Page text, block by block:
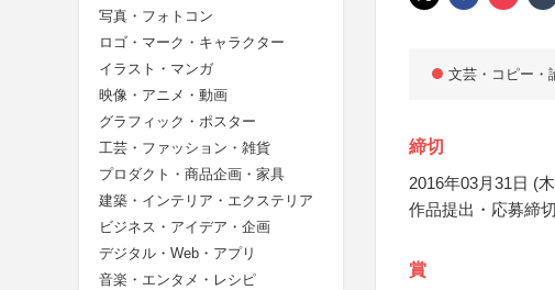
写真・フォトコン
ロゴ・マーク・キャラクター
イラスト・マンガ
映像・アニメ・動画
グラフィック・ポスター
工芸・ファッション・雑貨
プロダクト・商品企画・家具
建築・インテリア・エクステリア
ビジネス・アイデア・企画
デジタル・Web・アプリ
音楽・エンタメ・レシピ
文芸・コピー・
締切
2016年03月31日 (
作品提出・応募締
賞